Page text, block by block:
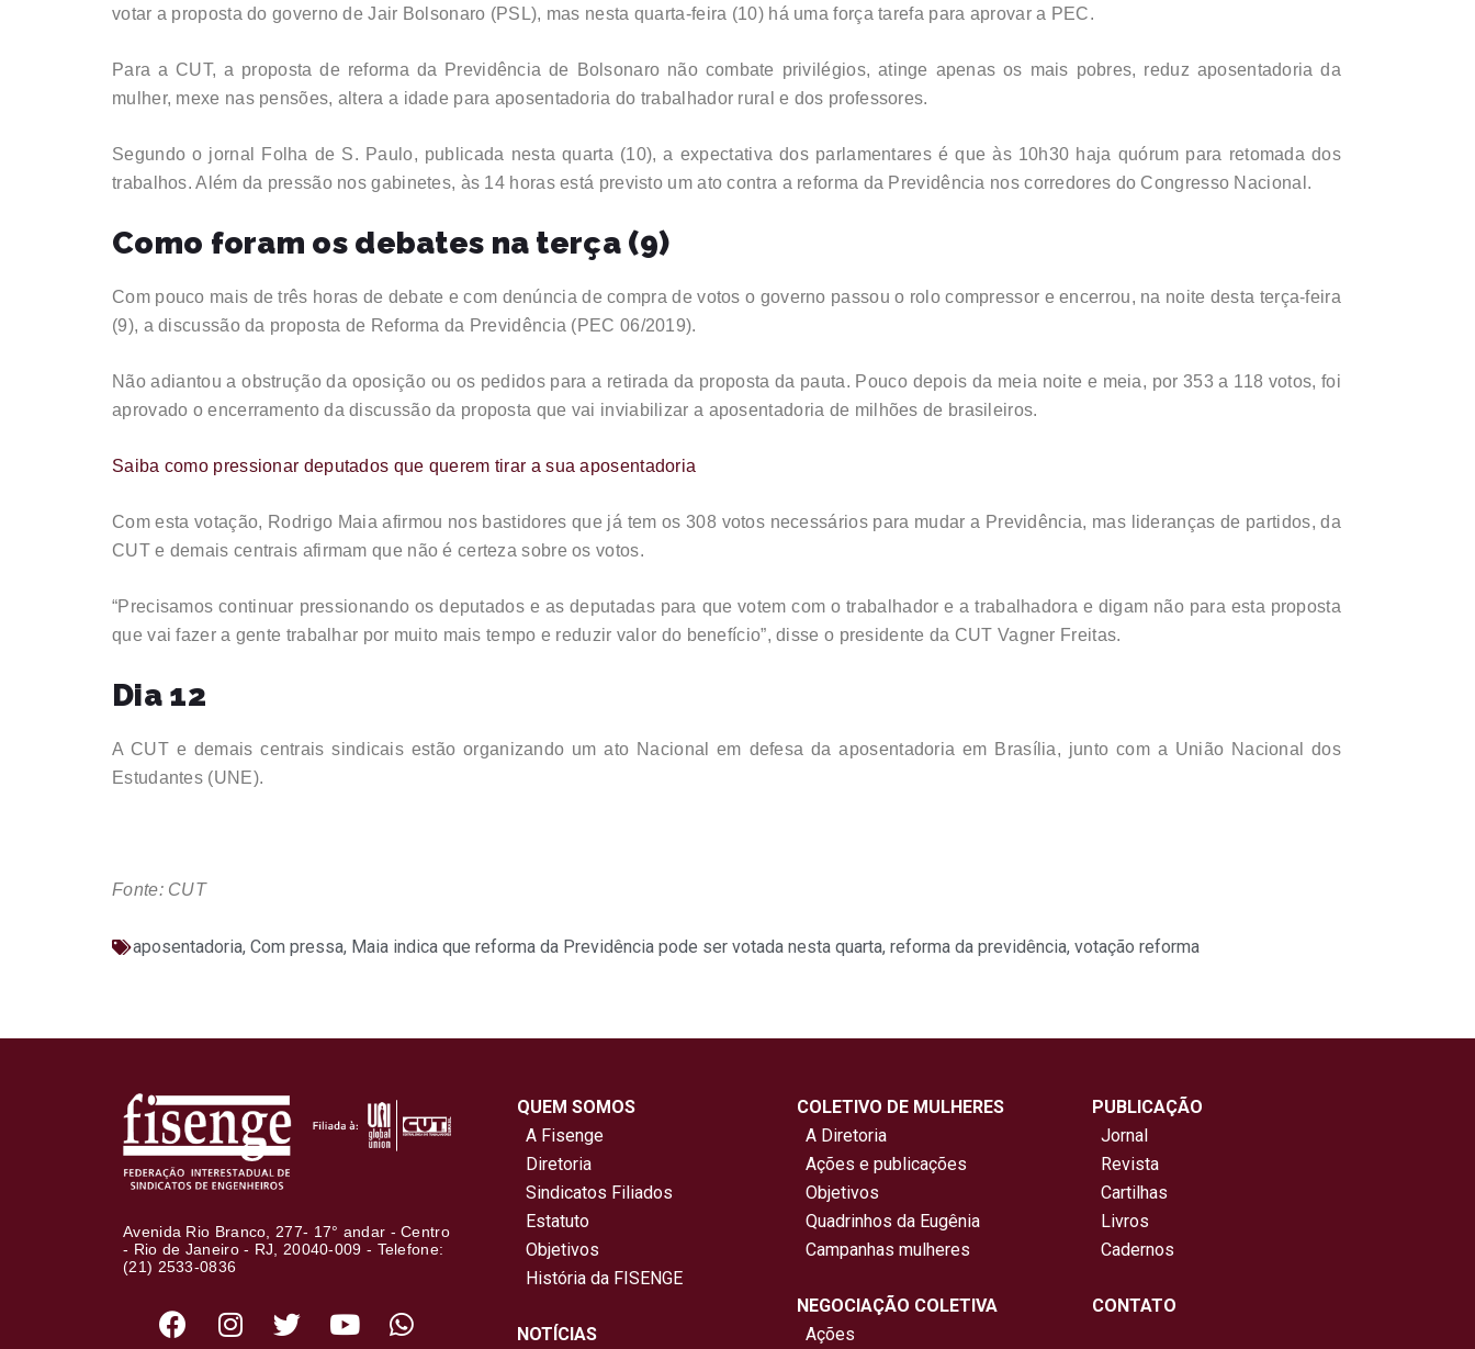
votar a proposta do governo de Jair Bolsonaro (PSL), mas nesta quarta-feira (10) há uma força tarefa para aprovar a PEC.
Para a CUT, a proposta de reforma da Previdência de Bolsonaro não combate privilégios, atinge apenas os mais pobres, reduz aposentadoria da
mulher, mexe nas pensões, altera a idade para aposentadoria do trabalhador rural e dos professores.
Segundo o jornal Folha de S. Paulo, publicada nesta quarta (10), a expectativa dos parlamentares é que às 10h30 haja quórum para retomada dos
trabalhos. Além da pressão nos gabinetes, às 14 horas está previsto um ato contra a reforma da Previdência nos corredores do Congresso Nacional.
Como foram os debates na terça (9)
Com pouco mais de três horas de debate e com denúncia de compra de votos o governo passou o rolo compressor e encerrou, na noite desta terça-feira
(9), a discussão da proposta de Reforma da Previdência (PEC 06/2019).
Não adiantou a obstrução da oposição ou os pedidos para a retirada da proposta da pauta. Pouco depois da meia noite e meia, por 353 a 118 votos, foi
aprovado o encerramento da discussão da proposta que vai inviabilizar a aposentadoria de milhões de brasileiros.
Saiba como pressionar deputados que querem tirar a sua aposentadoria
Com esta votação, Rodrigo Maia afirmou nos bastidores que já tem os 308 votos necessários para mudar a Previdência, mas lideranças de partidos, da
CUT e demais centrais afirmam que não é certeza sobre os votos.
“Precisamos continuar pressionando os deputados e as deputadas para que votem com o trabalhador e a trabalhadora e digam não para esta proposta
que vai fazer a gente trabalhar por muito mais tempo e reduzir valor do benefício”, disse o presidente da CUT Vagner Freitas.
Dia 12
A CUT e demais centrais sindicais estão organizando um ato Nacional em defesa da aposentadoria em Brasília, junto com a União Nacional dos
Estudantes (UNE).
Fonte: CUT
aposentadoria, Com pressa, Maia indica que reforma da Previdência pode ser votada nesta quarta, reforma da previdência, votação reforma
Avenida Rio Branco, 277- 17° andar - Centro
- Rio de Janeiro - RJ, 20040-009 - Telefone:
(21) 2533-0836
QUEM SOMOS
A Fisenge
Diretoria
Sindicatos Filiados
Estatuto
Objetivos
História da FISENGE
NOTÍCIAS
COLETIVO DE MULHERES
A Diretoria
Ações e publicações
Objetivos
Quadrinhos da Eugênia
Campanhas mulheres
NEGOCIAÇÃO COLETIVA
Ações
PUBLICAÇÃO
Jornal
Revista
Cartilhas
Livros
Cadernos
CONTATO